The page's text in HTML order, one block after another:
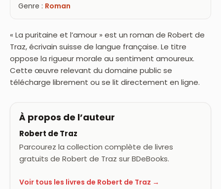
Genre : Roman
« La puritaine et l’amour » est un roman de Robert de
Traz, écrivain suisse de langue française. Le titre
oppose la rigueur morale au sentiment amoureux.
Cette œuvre relevant du domaine public se
télécharge librement ou se lit directement en ligne.
À propos de l’auteur
Robert de Traz
Parcourez la collection complète de livres
gratuits de Robert de Traz sur BDeBooks.
Voir tous les livres de Robert de Traz →